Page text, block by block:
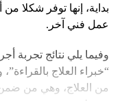
بداية، إنها توفر شكلا
عمل فني آخر.
وفيما يلي نتائج تجربة
“خبراء العلاج
من العلاج، وهي من